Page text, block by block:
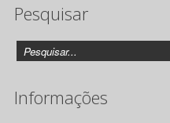
Releases
Pesquisar
Informações